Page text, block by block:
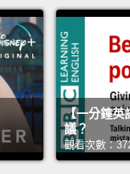
【一分鐘英
議？
觀看次數：